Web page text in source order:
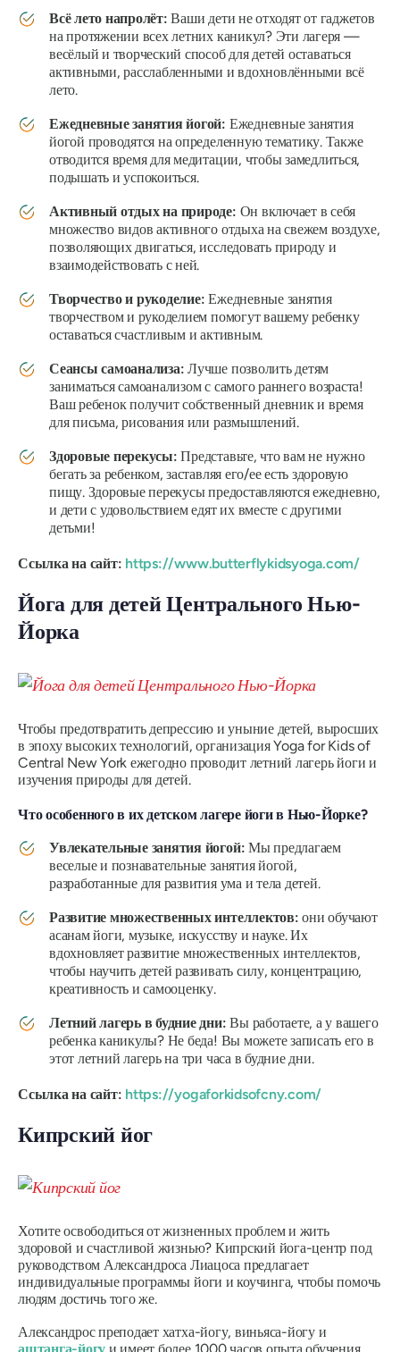
Всё лето напролёт:Ваши дети не отходят от гаджетов
на протяжении всех летних каникул? Эти лагеря —
весёлый и творческий способ для детей оставаться
активными, расслабленными и вдохновлёнными всё
лето.
Ежедневные занятия йогой: Ежедневные занятия
йогой проводятся на определенную тематику. Также
отводится время для медитации, чтобы замедлиться,
подышать и успокоиться.
Активный отдых на природе: Он включает в себя
множество видов активного отдыха на свежем воздухе,
позволяющих двигаться, исследовать природу и
взаимодействовать с ней.
Творчество и рукоделие:Ежедневные занятия
творчеством и рукоделием помогут вашему ребенку
оставаться счастливым и активным.
Сеансы самоанализа: Лучше позволить детям
заниматься самоанализом с самого раннего возраста!
Ваш ребенок получит собственный дневник и время
для письма, рисования или размышлений.
Здоровые перекусы: Представьте, что вам не нужно
бегать за ребенком, заставляя его/ее есть здоровую
пищу. Здоровые перекусы предоставляются ежедневно,
и дети с удовольствием едят их вместе с другими
детьми!
Ссылка на сайт: https://www.butterflykidsyoga.com/
Йога для детей Центрального Нью-
Йорка
Чтобы предотвратить депрессию и уныние детей, выросших
в эпоху высоких технологий, организация Yoga for Kids of
Central New York ежегодно проводит летний лагерь йоги и
изучения природы для детей.
Что особенного в их детском лагере йоги в Нью-Йорке?
Увлекательные занятия йогой: Мы предлагаем
веселые и познавательные занятия йогой,
разработанные для развития ума и тела детей.
Развитие множественных интеллектов:они обучают
асанам йоги, музыке, искусству и науке. Их
вдохновляет развитие множественных интеллектов,
чтобы научить детей развивать силу, концентрацию,
креативность и самооценку.
Летний лагерь в будние дни:Вы работаете, а у вашего
ребенка каникулы? Не беда! Вы можете записать его в
этот летний лагерь на три часа в будние дни.
Ссылка на сайт: https://yogaforkidsofcny.com/
Кипрский йог
Хотите освободиться от жизненных проблем и жить
здоровой и счастливой жизнью? Кипрский йога-центр под
руководством Александроса Лиацоса предлагает
индивидуальные программы йоги и коучинга, чтобы помочь
людям достичь того же.
Александрос преподает хатха-йогу, виньяса-йогу и